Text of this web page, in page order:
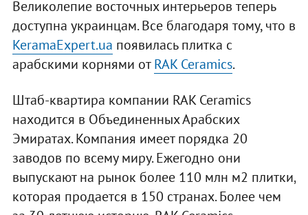
Великолепие восточных интерьеров теперь
доступна украинцам. Все благодаря тому, что в
KeramaExpert.ua появилась плитка с
арабскими корнями отRAK Ceramics.
Штаб-квартира компании RAK Ceramics
находится в Объединенных Арабских
Эмиратах. Компания имеет порядка 20
заводов по всему миру. Ежегодно они
выпускают на рынок более 110 млн м2 плитки,
которая продается в 150 странах. Более чем